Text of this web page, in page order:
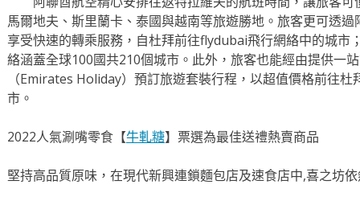
馬爾地夫、斯里蘭卡、泰國與越南等旅遊勝地。旅客更可透
享受快速的轉乘服務，自杜拜前往flydubai飛行網絡中的城市
絡涵蓋全球100國共210個城市。此外，旅客也能經由提供一
（Emirates Holiday）預訂旅遊套裝行程，以超值價格前往
市。
2022人氣涮嘴零食【牛軋糖】票選為最佳送禮熱賣商品
堅持高品質原味，在現代新興連鎖麵包店及速食店中,喜之坊